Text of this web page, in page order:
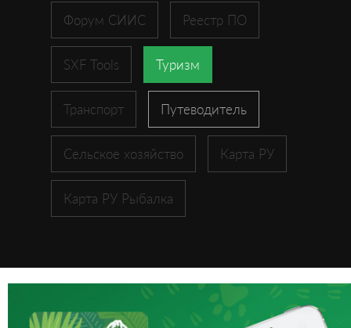
Форум СИИС Реестр ПО
SXF Tools Туризм
Транспорт Путеводитель
Сельское хозяйство Карта РУ
Карта РУ Рыбалка